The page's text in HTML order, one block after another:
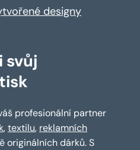
designy
svůj
profesionální partner
,textilu, reklamních
originálních dárků. S